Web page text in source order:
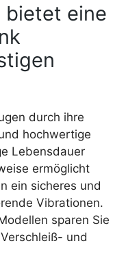
bietet eine
durch ihre
hochwertige
Lebensdauer
ermöglicht
ein sicheres und
Vibrationen.
sparen Sie
und